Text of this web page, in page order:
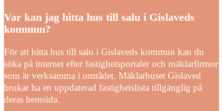
Var kan jag hitta hus till salu i Gislaveds
kommun?
För att hitta hus till salu i Gislaveds kommun kan du
söka på internet efter fastighetsportaler och mäklarfirmor
som är verksamma i området. Mäklarhuset Gislaved
brukar ha en uppdaterad fastighetslista tillgänglig på
deras hemsida.